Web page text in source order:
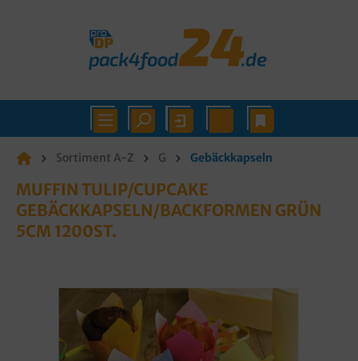
Sortiment A-Z G Gebäckkapseln
MUFFIN TULIP/CUPCAKE
GEBÄCKKAPSELN/BACKFORMEN GRÜN
5CM 1200ST.